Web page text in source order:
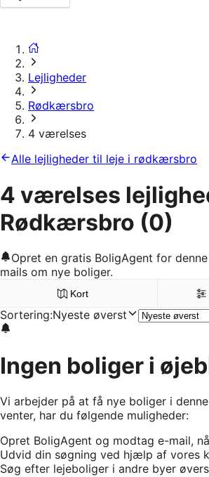
Lejligheder
Rødkærsbro
4 værelses
Alle lejligheder til leje i rødkærsbro
4 værelses
Rødkærsbro (0)
Opret en gratis BoligAgent for
mails om nye boliger.
Kort
Sortering:Nyeste øverst
Ingen boliger i
Vi arbejder på at få nye boliger i
venter, har du følgende muligheder:
Opret BoligAgent og modtag e-mail,
Udvid din søgning ved hjælp af vores
Søg efter lejeboliger i andre byer